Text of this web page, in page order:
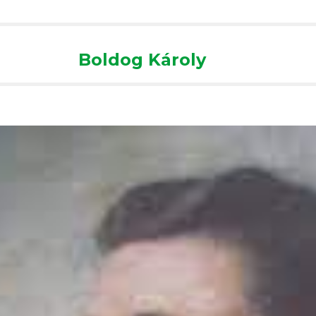
Boldog Károly